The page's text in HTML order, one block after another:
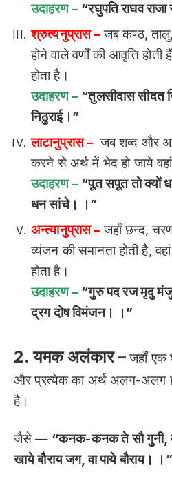
उदाहरण – “रघुपति राघव राजा
श्रुत्यनुप्रास – जब कण्ठ,
होने वाले वर्णों की आवृत्ति
होता है।
उदाहरण – “तुलसीदास सीदत
निठुराई।”
लाटानुप्रास – जब शब्द और
करने से अर्थ में भेद हो जाये वहां
उदाहरण – “पूत सपूत तो क्यों
धन सांचे। ।”
अन्त्यानुप्रास – जहाँ छन्द,
व्यंजन की समानता होती है,
होता है।
उदाहरण – “गुरु पद रज मृदु
द्रग दोष विमंजन। ।”
2. यमक अलंकार –जहाँ एक
और प्रत्येक का अर्थ अलग-अलग
है।
जैसे — “कनक-कनक ते सौ गुनी,
खाये बौराय जग, वा पाये बौराय। ।”